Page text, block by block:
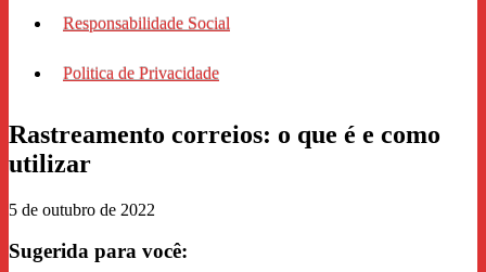
Responsabilidade Social
Politica de Privacidade
Rastreamento correios: o que é e como
utilizar
5 de outubro de 2022
Sugerida para você: